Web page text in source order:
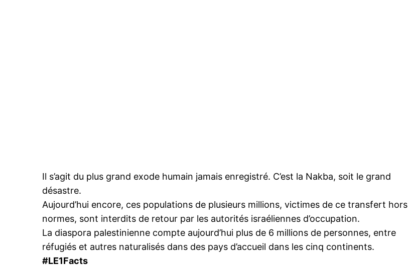
Il s’agit du plus grand exode humain jamais enregistré. C’est la Nakba, soit le grand
désastre.
Aujourd’hui encore, ces populations de plusieurs millions, victimes de ce transfert hors
normes, sont interdits de retour par les autorités israéliennes d’occupation.
La diaspora palestinienne compte aujourd’hui plus de 6 millions de personnes, entre
réfugiés et autres naturalisés dans des pays d’accueil dans les cinq continents.
#LE1Facts